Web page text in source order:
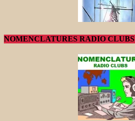
NOMENCLATURES RADIO CLUBS